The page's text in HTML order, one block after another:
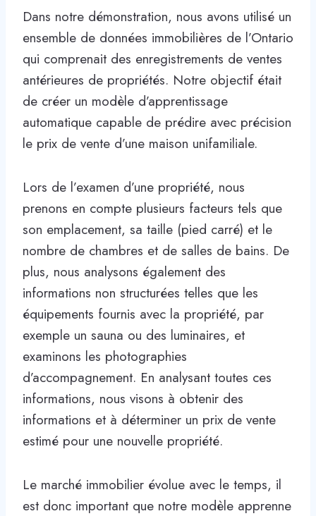
Dans notre démonstration, nous avons utilisé un
ensemble de données immobilières de l’Ontario
qui comprenait des enregistrements de ventes
antérieures de propriétés. Notre objectif était
de créer un modèle d’apprentissage
automatique capable de prédire avec précision
le prix de vente d’une maison unifamiliale.
Lors de l’examen d’une propriété, nous
prenons en compte plusieurs facteurs tels que
son emplacement, sa taille (pied carré) et le
nombre de chambres et de salles de bains. De
plus, nous analysons également des
informations non structurées telles que les
équipements fournis avec la propriété, par
exemple un sauna ou des luminaires, et
examinons les photographies
d’accompagnement. En analysant toutes ces
informations, nous visons à obtenir des
informations et à déterminer un prix de vente
estimé pour une nouvelle propriété.
Le marché immobilier évolue avec le temps, il
est donc important que notre modèle apprenne